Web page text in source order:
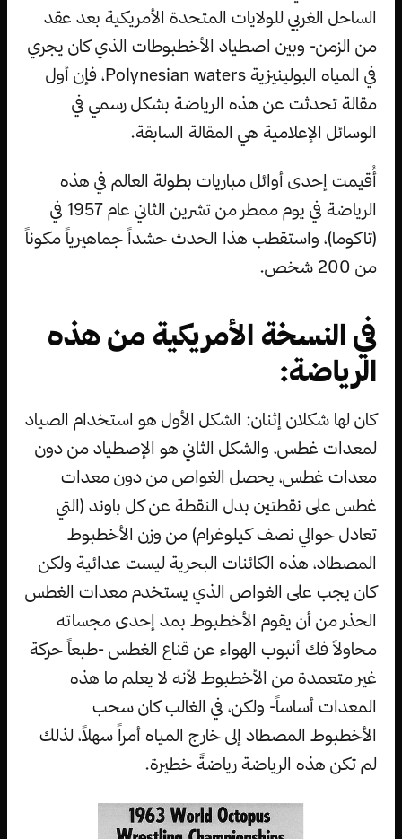
الساحل الغربي للولايات المتحدة الأمريكية بعد عقد
من الزمن- وبين اصطياد الأخطبوطات الذي كان يجري
في المياه البولينيزية Polynesian waters، فإن أول
مقالة تحدثت عن هذه الرياضة بشكل رسمي في
الوسائل الإعلامية هي المقالة السابقة.
أُقيمت إحدى أوائل مباريات بطولة العالم في هذه
الرياضة في يوم ممطر من تشرين الثاني عام 1957 في
(تاكوما)، واستقطب هذا الحدث حشداً جماهيرياً مكوناً
من 200 شخص.
في النسخة الأمريكية من هذه
الرياضة:
كان لها شكلان إثنان: الشكل الأول هو استخدام الصياد
لمعدات غطس، والشكل الثاني هو الإصطياد من دون
معدات غطس، يحصل الغواص من دون معدات
غطس على نقطتين بدل النقطة عن كل باوند (التي
تعادل حوالي نصف كيلوغرام) من وزن الأخطبوط
المصطاد، هذه الكائنات البحرية ليست عدائية ولكن
كان يجب على الغواص الذي يستخدم معدات الغطس
الحذر من أن يقوم الأخطبوط بمد إحدى مجساته
محاولاً فك أنبوب الهواء عن قناع الغطس -طبعاً حركة
غير متعمدة من الأخطبوط لأنه لا يعلم ما هذه
المعدات أساساً- ولكن، في الغالب كان سحب
الأخطبوط المصطاد إلى خارج المياه أمراً سهلاً، لذلك
لم تكن هذه الرياضة رياضةً خطيرة.